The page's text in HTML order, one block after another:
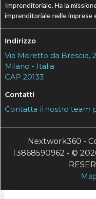
Imprenditoriale. Ha la
imprenditoriale nelle imprese
Indirizzo
Via Moretto da Brescia,
Milano - Italia
CAP 20133
Contatti
Contatta il nostro team
Nextwork360 -
13868590962 - ©